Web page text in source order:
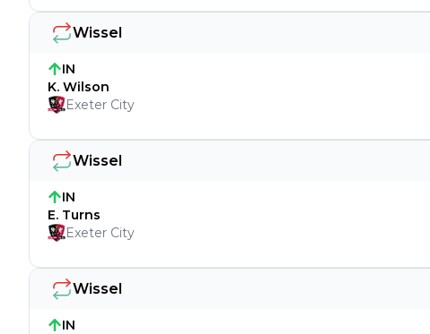
Wissel
IN
Wissel
IN
E. Turns
Exeter City
Wissel
IN
K. Wilson
Exeter City